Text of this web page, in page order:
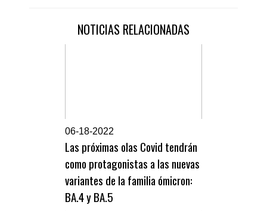
NOTICIAS RELACIONADAS
06-18-2022
Las próximas olas Covid tendrán
como protagonistas a las nuevas
variantes de la familia ómicron:
BA.4 y BA.5